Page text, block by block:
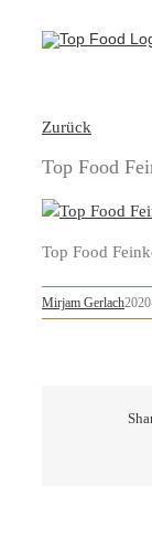
Inhalt
Zurück
Top Food
Top Food
Mirjam Gerlach